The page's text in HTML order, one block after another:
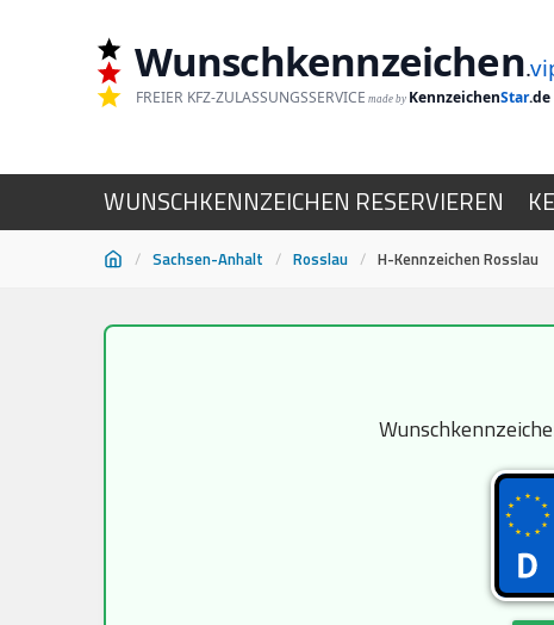
Wunschkennzeichen.
FREIER KFZ-ZULASSUNGSSERVICE made by KennzeichenStar.de
WUNSCHKENNZEICHEN RESERVIEREN
/ Sachsen-Anhalt / Rosslau / H-Kennzeichen Rosslau